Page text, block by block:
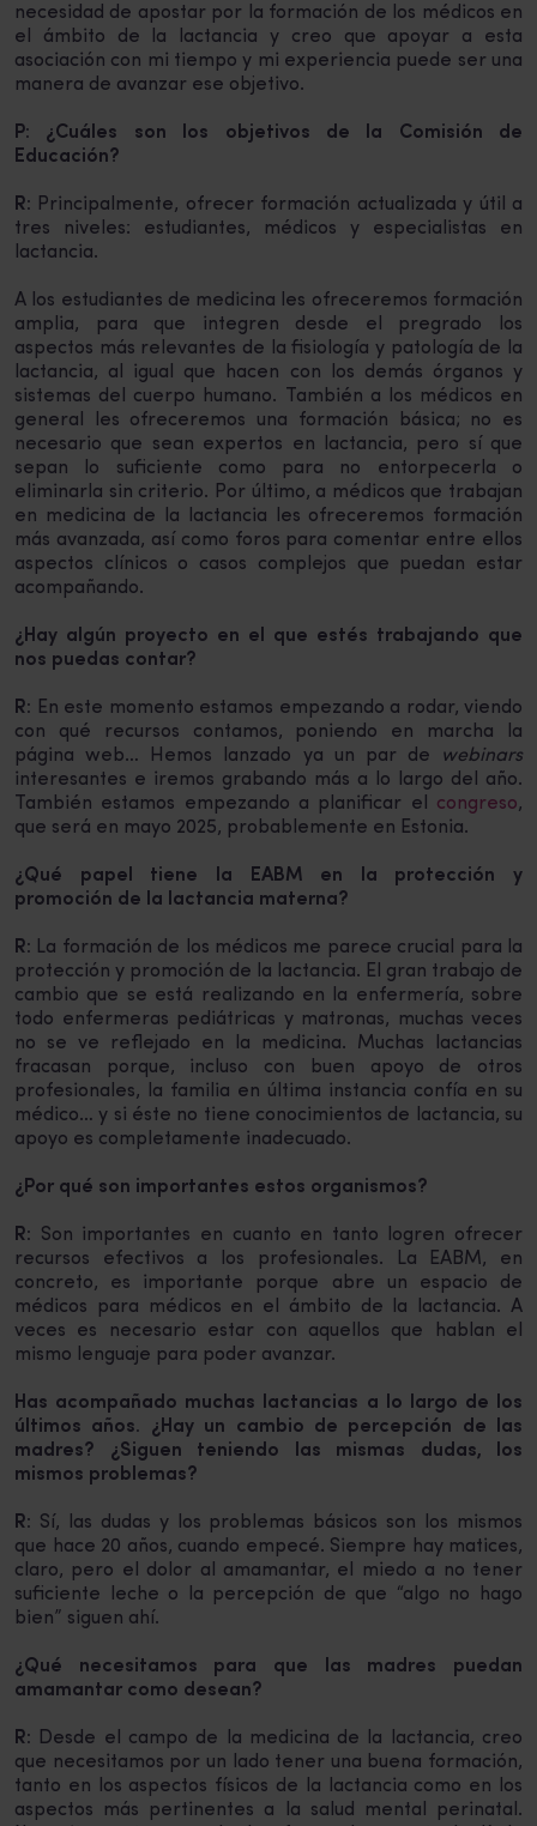
necesidad de apostar por la formación de los médicos en
el ámbito de la lactancia y creo que apoyar a esta
asociación con mi tiempo y mi experiencia puede ser una
manera de avanzar ese objetivo.
P: ¿Cuáles son los objetivos de la Comisión de
Educación?
R: Principalmente, ofrecer formación actualizada y útil a
tres niveles: estudiantes, médicos y especialistas en
lactancia.
A los estudiantes de medicina les ofreceremos formación
amplia, para que integren desde el pregrado los
aspectos más relevantes de la fisiología y patología de la
lactancia, al igual que hacen con los demás órganos y
sistemas del cuerpo humano. También a los médicos en
general les ofreceremos una formación básica; no es
necesario que sean expertos en lactancia, pero sí que
sepan lo suficiente como para no entorpecerla o
eliminarla sin criterio. Por último, a médicos que trabajan
en medicina de la lactancia les ofreceremos formación
más avanzada, así como foros para comentar entre ellos
aspectos clínicos o casos complejos que puedan estar
acompañando.
¿Hay algún proyecto en el que estés trabajando que
nos puedas contar?
R: En este momento estamos empezando a rodar, viendo
con qué recursos contamos, poniendo en marcha la
página web… Hemos lanzado ya un par de
webinars
interesantes e iremos grabando más a lo largo del año.
También estamos empezando a planificar el congreso,
que será en mayo 2025, probablemente en Estonia.
¿Qué papel tiene la EABM en la protección y
promoción de la lactancia materna?
R: La formación de los médicos me parece crucial para la
protección y promoción de la lactancia. El gran trabajo de
cambio que se está realizando en la enfermería, sobre
todo enfermeras pediátricas y matronas, muchas veces
no se ve reflejado en la medicina. Muchas lactancias
fracasan porque, incluso con buen apoyo de otros
profesionales, la familia en última instancia confía en su
médico… y si éste no tiene conocimientos de lactancia, su
apoyo es completamente inadecuado.
¿Por qué son importantes estos organismos?
R: Son importantes en cuanto en tanto logren ofrecer
recursos efectivos a los profesionales. La EABM, en
concreto, es importante porque abre un espacio de
médicos para médicos en el ámbito de la lactancia. A
veces es necesario estar con aquellos que hablan el
mismo lenguaje para poder avanzar.
Has acompañado muchas lactancias a lo largo de los
últimos años. ¿Hay un cambio de percepción de las
madres? ¿Siguen teniendo las mismas dudas, los
mismos problemas?
R: Sí, las dudas y los problemas básicos son los mismos
que hace 20 años, cuando empecé. Siempre hay matices,
claro, pero el dolor al amamantar, el miedo a no tener
suficiente leche o la percepción de que “algo no hago
bien” siguen ahí.
¿Qué necesitamos para que las madres puedan
amamantar como desean?
R: Desde el campo de la medicina de la lactancia, creo
que necesitamos por un lado tener una buena formación,
tanto en los aspectos físicos de la lactancia como en los
aspectos más pertinentes a la salud mental perinatal.